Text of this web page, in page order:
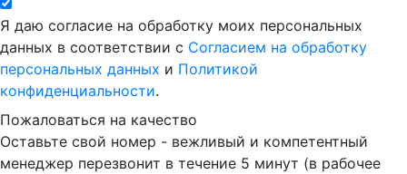
Я даю согласие на обработку моих персональных
данных в соответствии с Согласием на обработку
персональных данных и Политикой
конфиденциальности.
Пожаловаться на качество
Оставьте свой номер - вежливый и компетентный
менеджер перезвонит в течение 5 минут (в рабочее